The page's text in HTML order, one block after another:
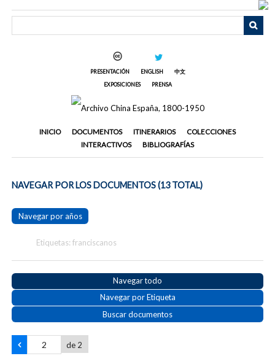
PRESENTACIÓN ENGLISH
中文
EXPOSICIONES
PRENSA
INICIO DOCUMENTOS ITINERARIOS
COLECCIONES
INTERACTIVOS
BIBLIOGRAFÍAS
NAVEGAR POR LOS DOCUMENTOS (13 TOTAL)
Navegar por años
Etiquetas: franciscanos
Navegar todo
Navegar por Etiqueta
Buscar documentos
de 2